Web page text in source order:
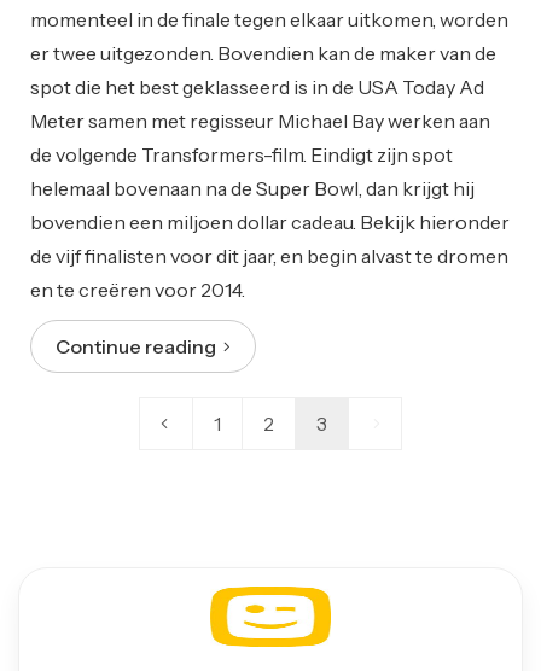
momenteel in de finale tegen elkaar uitkomen, worden
er twee uitgezonden. Bovendien kan de maker van de
spot die het best geklasseerd is in de USA Today Ad
Meter samen met regisseur Michael Bay werken aan
de volgende Transformers-film. Eindigt zijn spot
helemaal bovenaan na de Super Bowl, dan krijgt hij
bovendien een miljoen dollar cadeau. Bekijk hieronder
de vijf finalisten voor dit jaar, en begin alvast te dromen
en te creëren voor 2014.
Continue reading
1 2 3